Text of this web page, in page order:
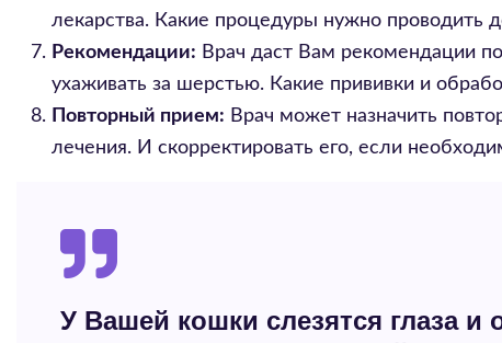
лекарства. Какие процедуры нужно проводить
Рекомендации: Врач даст Вам рекомендации
ухаживать за шерстью. Какие прививки и
Повторный прием: Врач может назначить
лечения. И скорректировать его, если
У Вашей кошки слезятся глаза